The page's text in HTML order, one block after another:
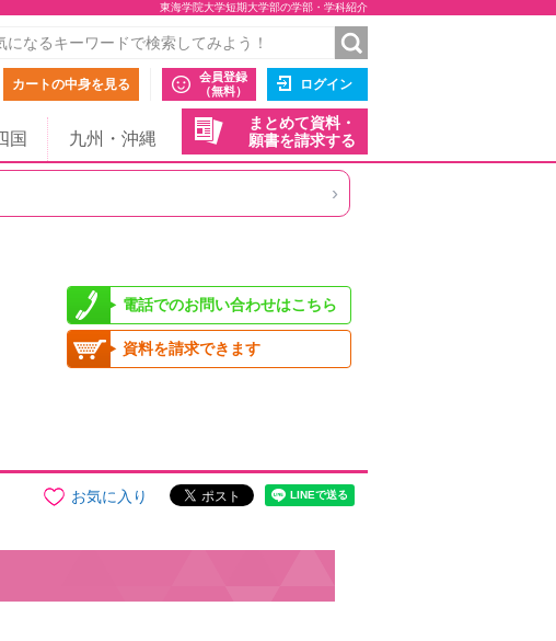
東海学院大学短期大学部の学部・学科紹介
カートの中身を見る
会員登録
（無料）
ログイン
まとめて資料・
願書を請求する
国 九州・沖縄
›
電話でのお問い合わせはこちら
資料を請求できます
お気に入り